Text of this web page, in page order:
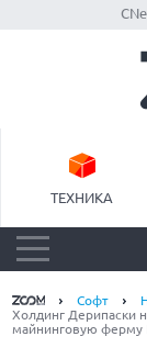
ТЕХНИКА
Софт
Холдинг Дерипаски
майнинговую ферму